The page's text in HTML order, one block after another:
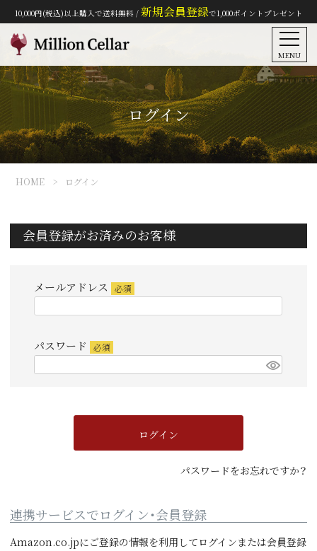
10,000円(税込)以上購入で送料無料 / 新規会員登録で1,000ポイントプレゼント
MENU
ログイン
HOME ログイン
会員登録がお済みのお客様
メールアドレス
パスワード
ログイン
パスワードをお忘れですか？
連携サービスでログイン・会員登録
Amazon.co.jpにご登録の情報を利用してログインまたは会員登録